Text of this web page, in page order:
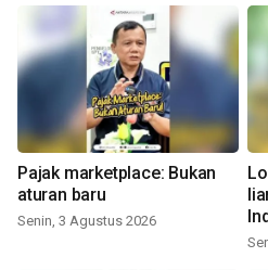
Pajak marketplace: Bukan
aturan baru
Senin, 3 Agustus 2026